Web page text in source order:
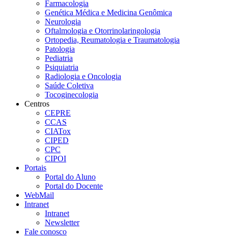
Farmacologia
Genética Médica e Medicina Genômica
Neurologia
Oftalmologia e Otorrinolaringologia
Ortopedia, Reumatologia e Traumatologia
Patologia
Pediatria
Psiquiatria
Radiologia e Oncologia
Saúde Coletiva
Tocoginecologia
Centros
CEPRE
CCAS
CIATox
CIPED
CPC
CIPOI
Portais
Portal do Aluno
Portal do Docente
WebMail
Intranet
Intranet
Newsletter
Fale conosco